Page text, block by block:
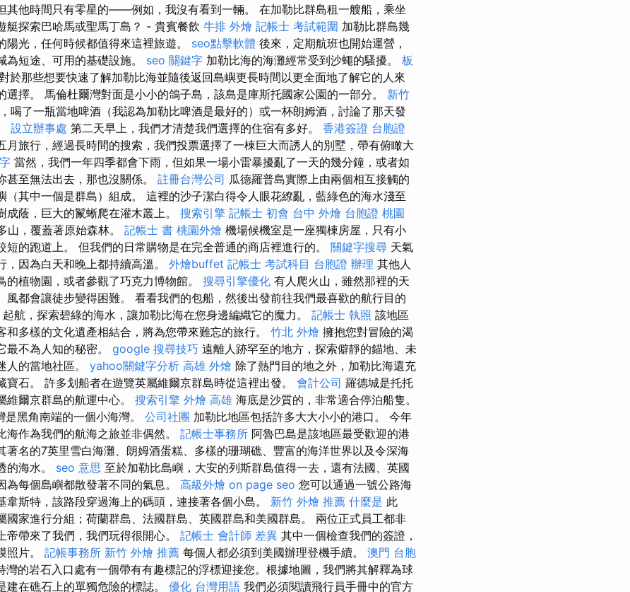
其他時間只有零星的——例如，我沒有看到一輛。 在加勒比群島租一艘船，乘坐
艇探索巴哈馬或聖馬丁島？ - 貴賓餐飲 牛排 外燴 記帳士 考試範圍 加勒比群島幾
陽光，任何時候都值得來這裡旅遊。 seo點擊軟體 後來，定期航班也開始運營，
為短途、可用的基礎設施。 seo 關鍵字 加勒比海的海灘經常受到沙蠅的騷擾。 板
於那些想要快速了解加勒比海並隨後返回島嶼更長時間以更全面地了解它的人來
選擇。 馬倫杜爾灣對面是小小的鴿子島，該島是庫斯托國家公園的一部分。 新竹
喝了一瓶當地啤酒（我認為加勒比啤酒是最好的）或一杯朗姆酒，討論了那天發
設立辦事處 第二天早上，我們才清楚我們選擇的住宿有多好。 香港簽證 台胞證
月旅行，經過長時間的搜索，我們投票選擇了一棟巨大而誘人的別墅，帶有俯瞰大
當然，我們一年四季都會下雨，但如果一場小雷暴擾亂了一天的幾分鐘，或者如
甚至無法出去，那也沒關係。 註冊台灣公司 瓜德羅普島實際上由兩個相互接觸的
（其中一個是群島）組成。 這裡的沙子潔白得令人眼花繚亂，藍綠色的海水淺至
成蔭，巨大的鬣蜥爬在灌木叢上。 搜索引擎 記帳士 初會 台中 外燴 台胞證 桃園
山，覆蓋著原始森林。 記帳士 書 桃園外燴 機場候機室是一座獨棟房屋，只有小
短的跑道上。 但我們的日常購物是在完全普通的商店裡進行的。 關鍵字搜尋 天氣
，因為白天和晚上都持續高溫。 外燴buffet 記帳士 考試科目 台胞證 辦理 其他人
的植物園，或者參觀了巧克力博物館。 搜尋引擎優化 有人爬火山，雖然那裡的天
風都會讓徒步變得困難。 看看我們的包船，然後出發前往我們最喜歡的航行目的
起航，探索碧綠的海水，讓加勒比海在您身邊編織它的魔力。 記帳士 執照 該地區
和多樣的文化遺產相結合，將為您帶來難忘的旅行。 竹北 外燴 擁抱您對冒險的渴
最不為人知的秘密。 google 搜尋技巧 遠離人跡罕至的地方，探索僻靜的錨地、未
人的當地社區。 yahoo關鍵字分析 高雄 外燴 除了熱門目的地之外，加勒比海還充
寶石。 許多划船者在遊覽英屬維爾京群島時從這裡出發。 會計公司 羅德城是托托
維爾京群島的航運中心。 搜索引擎 外燴 高雄 海底是沙質的，非常適合停泊船隻。
是黑角南端的一個小海灣。 公司社團 加勒比地區包括許多大大小小的港口。 今年
海作為我們的航海之旅並非偶然。 記帳士事務所 阿魯巴島是該地區最受歡迎的港
著名的7英里雪白海灘、朗姆酒蛋糕、多樣的珊瑚礁、豐富的海洋世界以及令深海
的海水。 seo 意思 至於加勒比島嶼，大安的列斯群島值得一去，還有法國、英國
為每個島嶼都散發著不同的氣息。 高級外燴 on page seo 您可以通過一號公路海
韋斯特，該路段穿過海上的碼頭，連接著各個小島。 新竹 外燴 推薦 什麼是 此
國家進行分組；荷蘭群島、法國群島、英國群島和美國群島。 兩位正式員工都非
帝帶來了我們，我們玩得很開心。 記帳士 會計師 差異 其中一個檢查我們的簽證，
照片。 記帳事務所 新竹 外燴 推薦 每個人都必須到美國辦理登機手續。 澳門 台胞
灣的岩石入口處有一個帶有有趣標記的浮標迎接您。根據地圖，我們將其解釋為球
建在礁石上的單獨危險的標誌。 優化 台灣用語 我們必須閱讀飛行員手冊中的官方